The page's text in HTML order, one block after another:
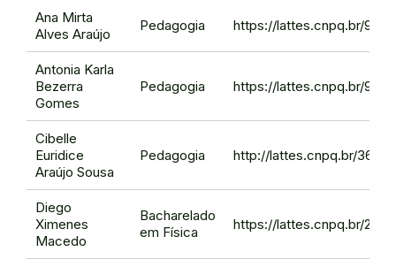
Ana Mirta
Alves Araújo
Pedagogia https://lattes.cnpq.br/
Antonia Karla
Bezerra
Gomes
Pedagogia https://lattes.cnpq.br/
Cibelle
Euridice
Araújo Sousa
Pedagogia http://lattes.cnpq.br/
Diego
Ximenes
Macedo
Bacharelado
em Física
https://lattes.cnpq.br/